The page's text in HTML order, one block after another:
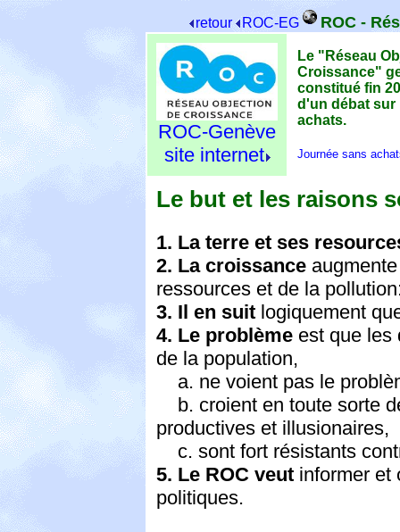
retour ROC-EG ROC -
ROC-Genève
site internet
Le "Réseau
Croissance"
constitué fin
d'un débat sur
achats.
Journée sans
Le but et les raisons
1. La terre et ses
2. La croissance
ressources et de la
3. Il en suit logiquement
4. Le problème est que les
de la population,
a. ne voient pas le
b. croient en toute sorte
productives et illusionaires,
c. sont fort résistants
5. Le ROC veut informer et
politiques.